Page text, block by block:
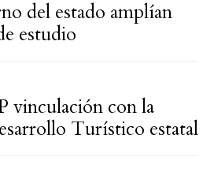
del estado amplían
estudio
vinculación con la
Turístico estatal